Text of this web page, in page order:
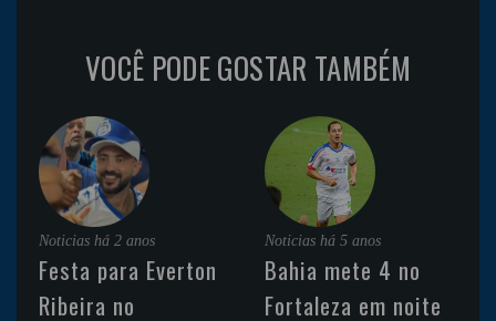
VOCÊ PODE GOSTAR TAMBÉM
Noticias há 2 anos
Festa para Everton
Ribeira no
Noticias há 5 anos
Bahia mete 4 no
Fortaleza em noite